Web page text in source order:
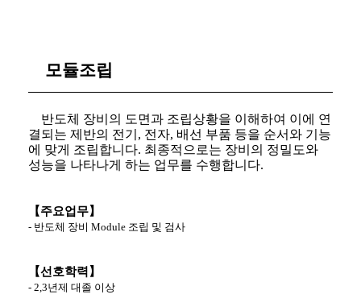
모듈조립
반도체 장비의 도면과 조립상황을 이해하여 이에 연
결되는 제반의 전기 , 전자, 배선 부품 등을 순서와 기능
에 맞게 조립합니다. 최종적으로는 장비의 정밀도와
성능을 나타나게 하는 업무를 수행합니다.
【주요업무】
- 반도체 장비 Module 조립 및 검사
【선호학력】
- 2,3년제 대졸 이상